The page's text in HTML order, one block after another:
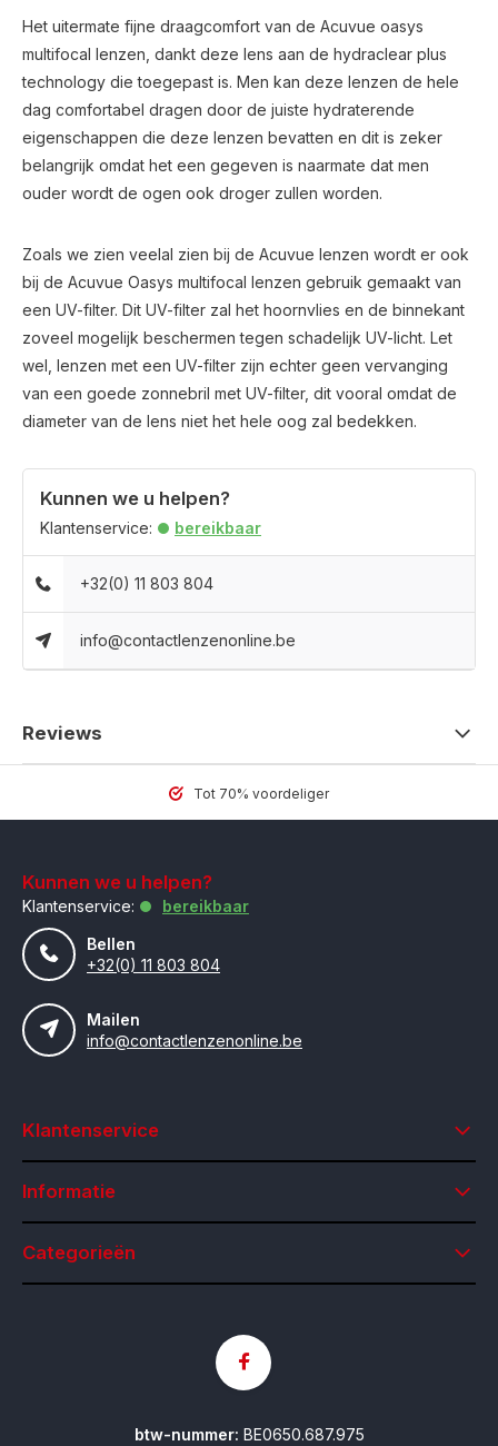
Het uitermate fijne draagcomfort van de Acuvue oasys
multifocal lenzen, dankt deze lens aan de hydraclear plus
technology die toegepast is. Men kan deze lenzen de hele
dag comfortabel dragen door de juiste hydraterende
eigenschappen die deze lenzen bevatten en dit is zeker
belangrijk omdat het een gegeven is naarmate dat men
ouder wordt de ogen ook droger zullen worden.
Zoals we zien veelal zien bij de Acuvue lenzen wordt er ook
bij de Acuvue Oasys multifocal lenzen gebruik gemaakt van
een UV-filter. Dit UV-filter zal het hoornvlies en de binnekant
zoveel mogelijk beschermen tegen schadelijk UV-licht. Let
wel, lenzen met een UV-filter zijn echter geen vervanging
van een goede zonnebril met UV-filter, dit vooral omdat de
diameter van de lens niet het hele oog zal bedekken.
Kunnen we u helpen?
Klantenservice: bereikbaar
+32(0) 11 803 804
info@contactlenzenonline.be
Reviews
Tot 70% voordeliger
Kunnen we u helpen?
Klantenservice:
bereikbaar
Bellen
+32(0) 11 803 804
Mailen
info@contactlenzenonline.be
Klantenservice
Informatie
Categorieën
btw-nummer: BE0650.687.975